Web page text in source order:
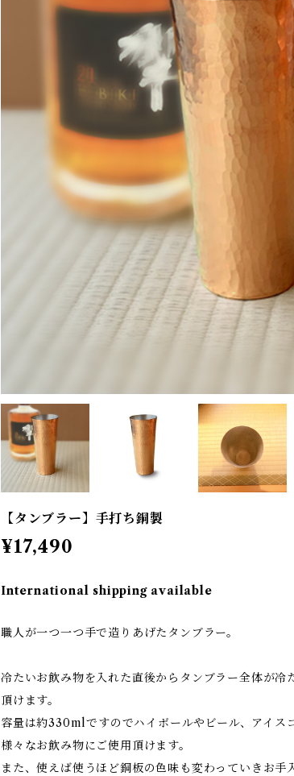
【タンブラー】手打ち銅製
¥17,490
International shipping available
職人が一つ一つ手で造りあげたタンブラー。
冷たいお飲み物を入れた直後からタンブラー全体が冷
頂けます。
容量は約330mlですのでハイボールやビール、アイス
様々なお飲み物にご使用頂けます。
また、使えば使うほど銅板の色味も変わっていきお